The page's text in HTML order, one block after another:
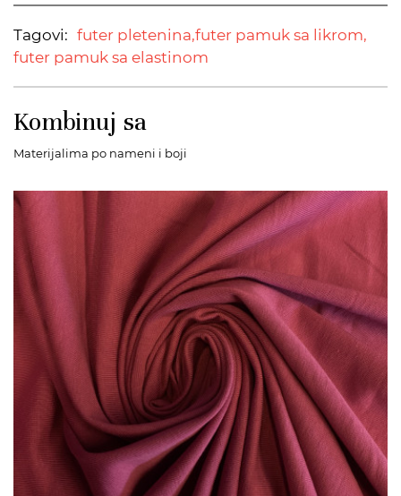
Tagovi: futer pletenina,futer pamuk sa likrom,
futer pamuk sa elastinom
Kombinuj sa
Materijalima po nameni i boji